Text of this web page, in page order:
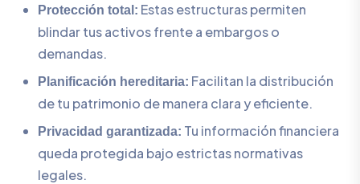
Protección total: Estas estructuras permiten
blindar tus activos frente a embargos o
demandas.
Planificación hereditaria: Facilitan la distribución
de tu patrimonio de manera clara y eficiente.
Privacidad garantizada: Tu información financiera
queda protegida bajo estrictas normativas
legales.